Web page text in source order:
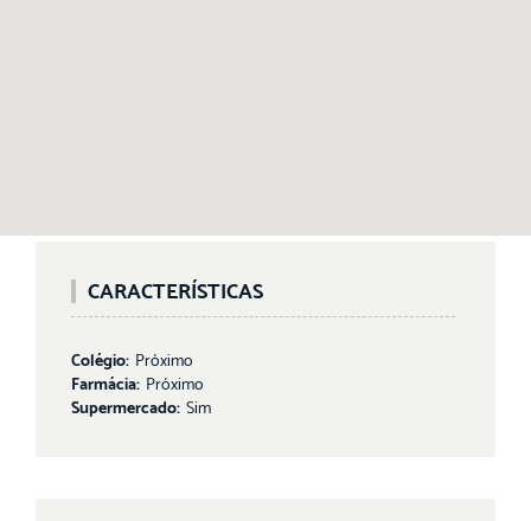
CARACTERÍSTICAS
Colégio: Próximo
Farmácia: Próximo
Supermercado: Sim